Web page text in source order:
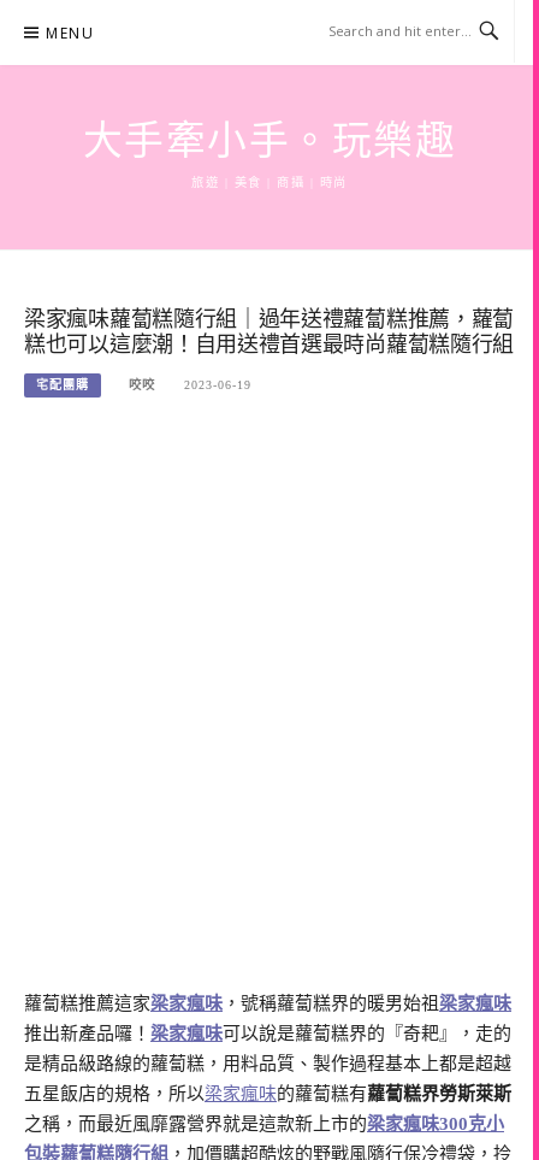
content
MENU
大手牽小手。玩樂趣
旅遊 | 美食 | 商攝 | 時尚
梁家瘋味蘿蔔糕隨行組｜過年送禮蘿蔔糕推薦，蘿蔔
糕也可以這麼潮！自用送禮首選最時尚蘿蔔糕隨行組
宅配團購 咬咬 2023-06-19
蘿蔔糕推薦這家梁家瘋味 ，號稱蘿蔔糕界的暖男始祖梁家瘋味
推出新產品囉！ 梁家瘋味可以說是蘿蔔糕界的『奇耙』，走的
是精品級路線的蘿蔔糕，用料品質、製作過程基本上都是超越
五星飯店的規格，所以梁家瘋味的蘿蔔糕有蘿蔔糕界勞斯萊斯
之稱，而最近風靡露營界就是這款新上市的梁家瘋味300克小
包裝蘿蔔糕隨行組 ，加價購超酷炫的野戰風隨行保冷禮袋，拎